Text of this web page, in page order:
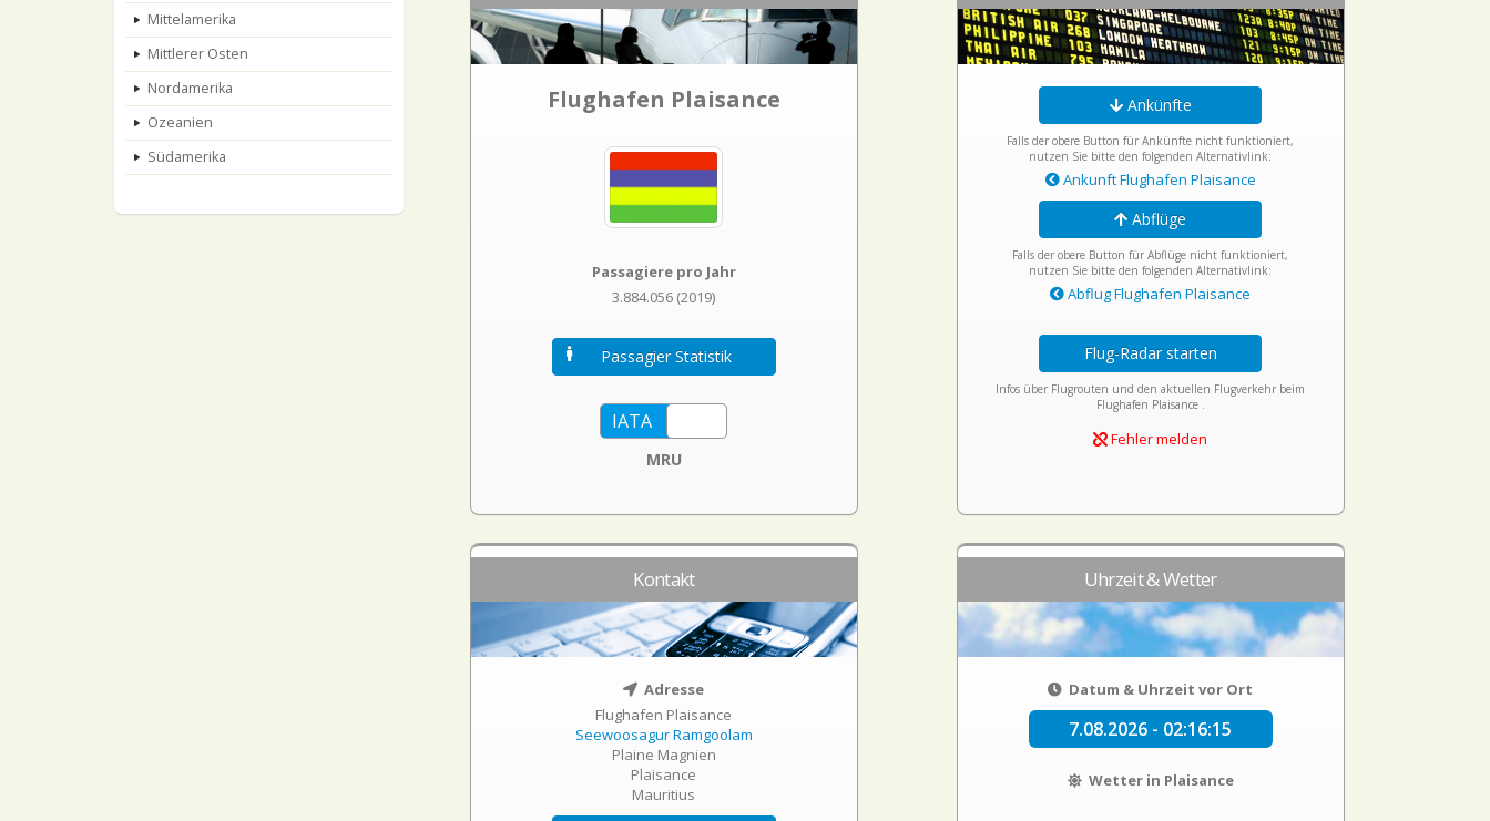
Mittelamerika
Mittlerer Osten
Nordamerika
Ozeanien
Südamerika
Flughafen Plaisance
Passagiere pro Jahr
3.884.056 (2019)
Passagier Statistik
MRU
Ankünfte
Falls der obere Button für Ankünfte nicht funktioniert,
nutzen Sie bitte den folgenden Alternativlink:
Ankunft Flughafen Plaisance
Abflüge
Falls der obere Button für Abflüge nicht funktioniert,
nutzen Sie bitte den folgenden Alternativlink:
Abflug Flughafen Plaisance
Flug-Radar starten
Infos über Flugrouten und den aktuellen Flugverkehr beim
Flughafen Plaisance .
Fehler melden
Kontakt
Adresse
Flughafen Plaisance
Seewoosagur Ramgoolam
Plaine Magnien
Plaisance
Mauritius
Uhrzeit & Wetter
Datum & Uhrzeit vor Ort
7.08.2026 - 02:16:15
Wetter in Plaisance